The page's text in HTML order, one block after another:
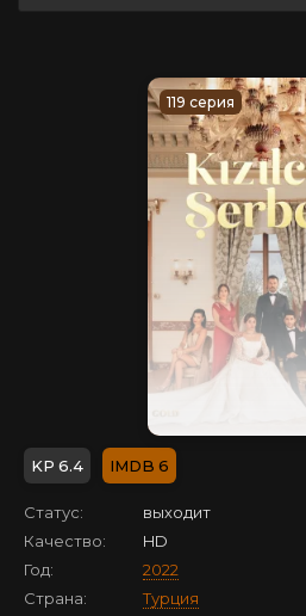
119 серия
6.4 6
Статус:
выходит
Качество:
HD
Год:
2022
Страна:
Турция